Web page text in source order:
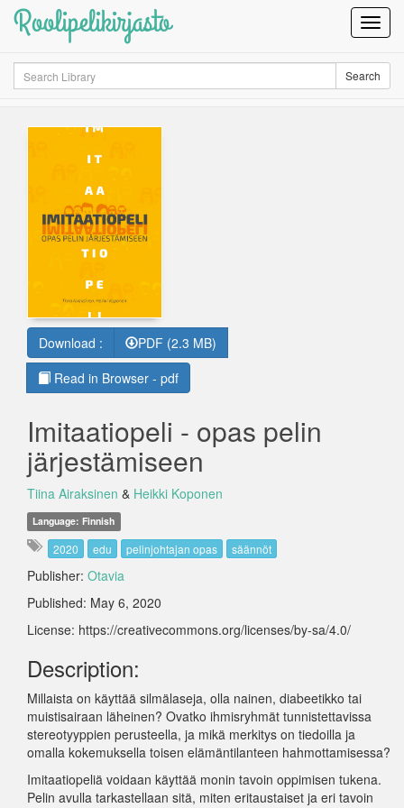
Roolipelikirjasto
Search Search
Download :
PDF (2.3 MB)
Read in Browser - pdf
Imitaatiopeli - opas pelin
järjestämiseen
Tiina Airaksinen & Heikki Koponen
Language: Finnish
2020 edu pelinjohtajan opas säännöt
Publisher: Otavia
Published: May 6, 2020
License: https://creativecommons.org/licenses/by-sa/4.0/
Description:
Millaista on käyttää silmälaseja, olla nainen, diabeetikko tai
muistisairaan läheinen? Ovatko ihmisryhmät tunnistettavissa
stereotyyppien perusteella, ja mikä merkitys on tiedoilla ja
omalla kokemuksella toisen elämäntilanteen hahmottamisessa?
Imitaatiopeliä voidaan käyttää monin tavoin oppimisen tukena.
Pelin avulla tarkastellaan sitä, miten eritaustaiset ja eri tavoin